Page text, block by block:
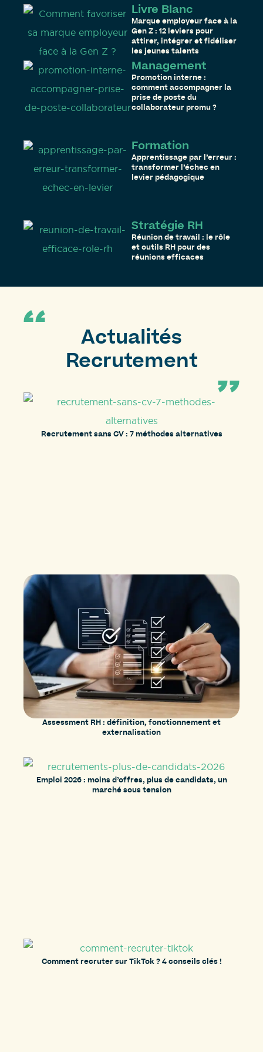
Livre Blanc
Marque employeur face à la
Gen Z : 12 leviers pour
attirer, intégrer et fidéliser
les jeunes talents
Management
Promotion interne :
comment accompagner la
prise de poste du
collaborateur promu ?
Formation
Apprentissage par l’erreur :
transformer l’échec en
levier pédagogique
Stratégie RH
Réunion de travail : le rôle
et outils RH pour des
réunions efficaces
Actualités
Recrutement
Recrutement sans CV : 7 méthodes alternatives
Assessment RH : définition, fonctionnement et
externalisation
Emploi 2026 : moins d’offres, plus de candidats, un
marché sous tension
Comment recruter sur TikTok ? 4 conseils clés !